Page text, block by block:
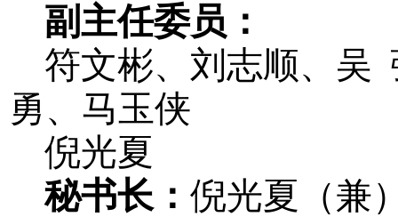
副主任委员：
符文彬、刘志顺、吴
勇、马玉侠
倪光夏
秘书长：倪光夏（兼